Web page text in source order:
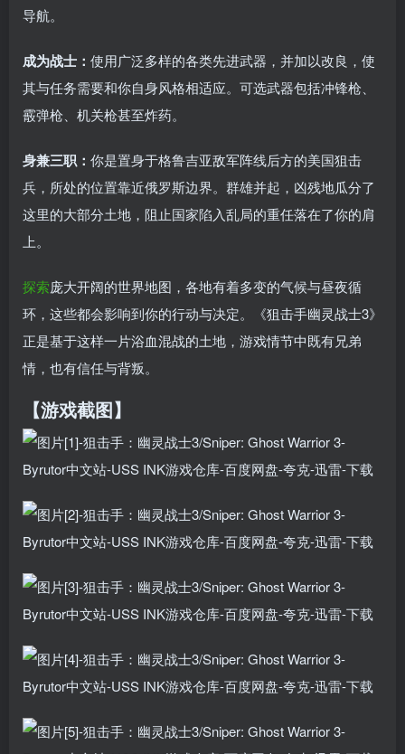
导航。
成为战士： 使用广泛多样的各类先进武器，并加以改良，使
其与任务需要和你自身风格相适应。可选武器包括冲锋枪、
霰弹枪、机关枪甚至炸药。
身兼三职： 你是置身于格鲁吉亚敌军阵线后方的美国狙击
兵，所处的位置靠近俄罗斯边界。群雄并起，凶残地瓜分了
这里的大部分土地，阻止国家陷入乱局的重任落在了你的肩
上。
探索庞大开阔的世界地图，各地有着多变的气候与昼夜循
环，这些都会影响到你的行动与决定。《狙击手幽灵战士3》
正是基于这样一片浴血混战的土地，游戏情节中既有兄弟
情，也有信任与背叛。
【游戏截图】